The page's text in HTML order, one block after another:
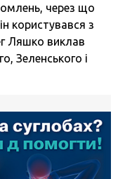
через що
користувався з
Ляшко виклав
Зеленського і